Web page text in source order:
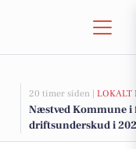
20 timer siden | LOKALT
Næstved Kommune i
driftsunderskud i
på vej for at bevare